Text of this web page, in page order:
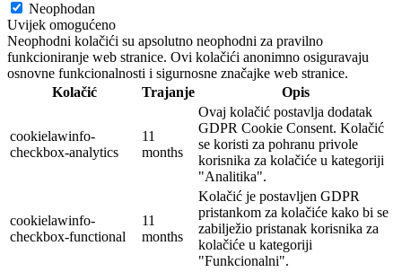
Neophodan
Uvijek omogućeno
Neophodni kolačići su apsolutno neophodni za pravilno
funkcioniranje web stranice. Ovi kolačići anonimno osiguravaju
osnovne funkcionalnosti i sigurnosne značajke web stranice.
Kolačić
Trajanje Opis
cookielawinfo-
checkbox-analytics
11
months
Ovaj kolačić postavlja dodatak
GDPR Cookie Consent. Kolačić
se koristi za pohranu privole
korisnika za kolačiće u kategoriji
"Analitika".
cookielawinfo-
checkbox-functional
11
months
Kolačić je postavljen GDPR
pristankom za kolačiće kako bi se
zabilježio pristanak korisnika za
kolačiće u kategoriji
"Funkcionalni".